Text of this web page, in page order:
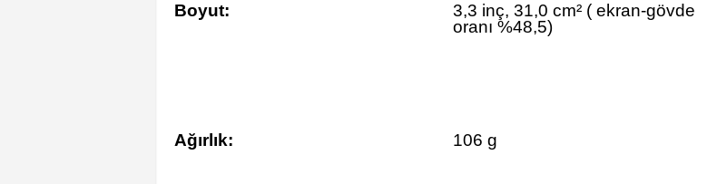
Boyut: 3,3 inç, 31,0 cm² ( ekran-gövde
oranı %48,5)
Ağırlık: 106 g